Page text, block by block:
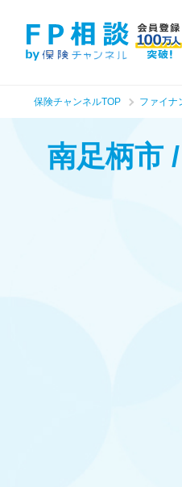
保険チャンネルTOP ファイナ
南足柄市